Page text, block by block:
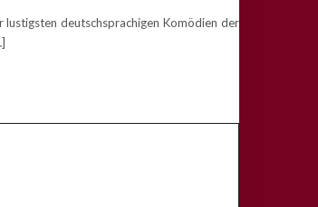
lustigsten deutschsprachigen Komödien der